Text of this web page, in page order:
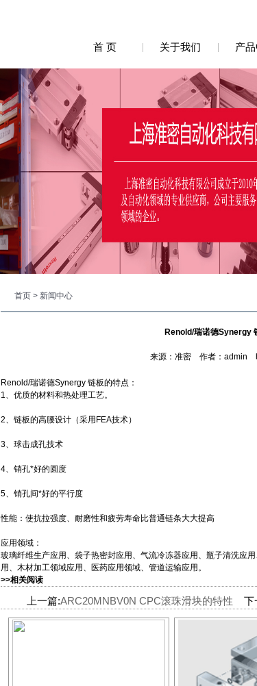
首 页 关于我们 产
首页 > 新闻中心
Renold/瑞诺德Synergy
来源：准密 作者：admin
Renold/瑞诺德Synergy 链板的特点：
1、优质的材料和热处理工艺。
2、链板的高腰设计（采用FEA技术）
3、球击成孔技术
4、销孔*好的圆度
5、销孔间*好的平行度
性能：使抗拉强度、耐磨性和疲劳寿命比普通链条大大提高
应用领域：
玻璃纤维生产应用、袋子热密封应用、气流冷冻器应用、瓶子清洗应
用、木材加工领域应用、医药应用领域、管道运输应用。
>>相关阅读
上一篇:ARC20MNBV0N CPC滚珠滑块的特性 下